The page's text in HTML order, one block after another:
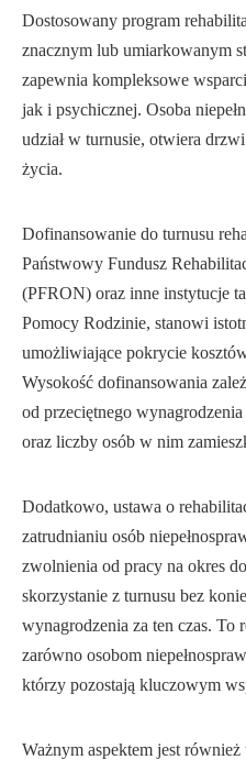
Dostosowany program
znacznym lub umiarkowanym
zapewnia kompleksowe
jak i psychicznej. Osoba
udział w turnusie, otwiera
życia.
Dofinansowanie do turnusu
Państwowy Fundusz
(PFRON) oraz inne instytucje
Pomocy Rodzinie, stanowi
umożliwiające pokrycie
Wysokość dofinansowania
od przeciętnego
oraz liczby osób w nim
Dodatkowo, ustawa o
zatrudnianiu osób
zwolnienia od pracy na okres
skorzystanie z turnusu bez
wynagrodzenia za ten czas. To
zarówno osobom
którzy pozostają kluczowym
Ważnym aspektem jest